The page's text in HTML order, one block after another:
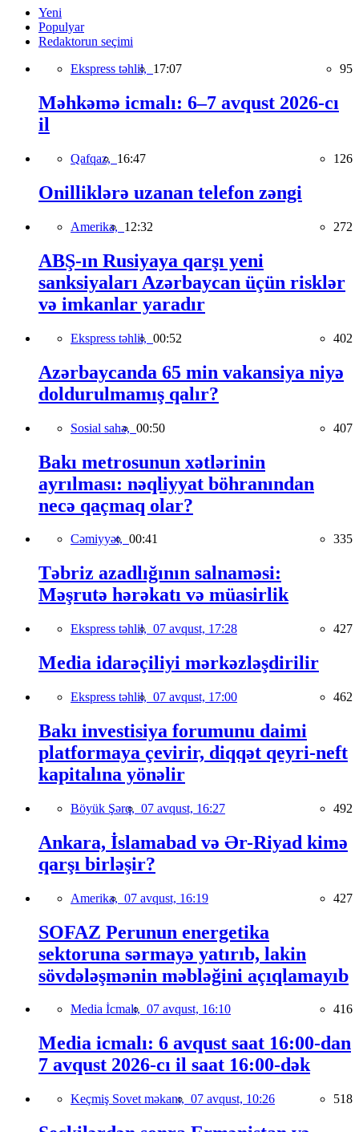
Yeni
Populyar
Redaktorun seçimi
Ekspress təhlil, 17:07 95
Məhkəmə icmalı: 6–7 avqust 2026-cı
il
Qafqaz, 16:47 126
Onilliklərə uzanan telefon zəngi
Amerika, 12:32 272
ABŞ-ın Rusiyaya qarşı yeni
sanksiyaları Azərbaycan üçün risklər
və imkanlar yaradır
Ekspress təhlil, 00:52 402
Azərbaycanda 65 min vakansiya niyə
doldurulmamış qalır?
Sosial sahə, 00:50 407
Bakı metrosunun xətlərinin
ayrılması: nəqliyyat böhranından
necə qaçmaq olar?
Cəmiyyət, 00:41 335
Təbriz azadlığının salnaməsi:
Məşrutə hərəkatı və müasirlik
Ekspress təhlil, 07 avqust, 17:28 427
Media idarəçiliyi mərkəzləşdirilir
Ekspress təhlil, 07 avqust, 17:00 462
Bakı investisiya forumunu daimi
platformaya çevirir, diqqət qeyri-neft
kapitalına yönəlir
Böyük Şərq, 07 avqust, 16:27 492
Ankara, İslamabad və Ər-Riyad kimə
qarşı birləşir?
Amerika, 07 avqust, 16:19 427
SOFAZ Perunun energetika
sektoruna sərmayə yatırıb, lakin
sövdələşmənin məbləğini açıqlamayıb
Media İcmalı, 07 avqust, 16:10 416
Media icmalı: 6 avqust saat 16:00-dan
7 avqust 2026-cı il saat 16:00-dək
Keçmiş Sovet məkanı, 07 avqust, 10:26 518